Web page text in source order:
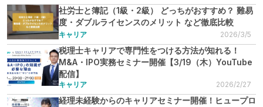
社労士と簿記（1級・2級） どっちがおすすめ？ 難易
度・ダブルライセンスのメリット など徹底比較
キャリア 2026/3/5
税理士キャリアで専門性をつける方法が知れる！
M&A・IPO実務セミナー開催【3/19（木）YouTube
配信】
キャリア 2026/2/27
経理未経験からのキャリアセミナー開催！ヒュープロ